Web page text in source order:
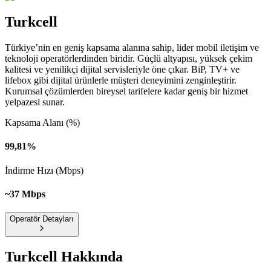
Turkcell
Türkiye’nin en geniş kapsama alanına sahip, lider mobil iletişim ve
teknoloji operatörlerdinden biridir. Güçlü altyapısı, yüksek çekim
kalitesi ve yenilikçi dijital servisleriyle öne çıkar. BiP, TV+ ve
lifebox gibi dijital ürünlerle müşteri deneyimini zenginleştirir.
Kurumsal çözümlerden bireysel tarifelere kadar geniş bir hizmet
yelpazesi sunar.
Kapsama Alanı (%)
99,81%
İndirme Hızı (Mbps)
~37 Mbps
Operatör Detayları
Turkcell Hakkında